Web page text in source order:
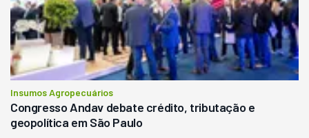
Insumos Agropecuários
Congresso Andav debate crédito, tributação e
geopolítica em São Paulo